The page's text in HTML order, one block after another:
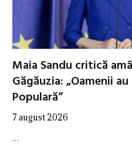
Maia Sandu critică
Găgăuzia: „Oamenii
Populară”
7 august 2026
…